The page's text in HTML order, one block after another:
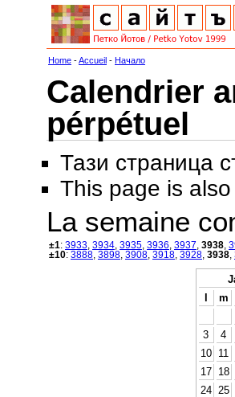
Home -Accueil - Начало
Calendrier
pérpétuel
Тази страница
This page is
La semaine
±1: 3933 3934 3935 3936 3937 3938
±10: 3888 3898 3908 3918 3928 3938
l
m
3
4
10
11
17
18
24
25